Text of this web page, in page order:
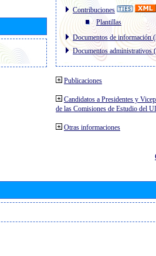
Contribuciones
Plantillas
Documentos de información
Documentos
Publicaciones
Candidatos a Presidentes y
de las Comisiones de Estudio del
Otras informaciones